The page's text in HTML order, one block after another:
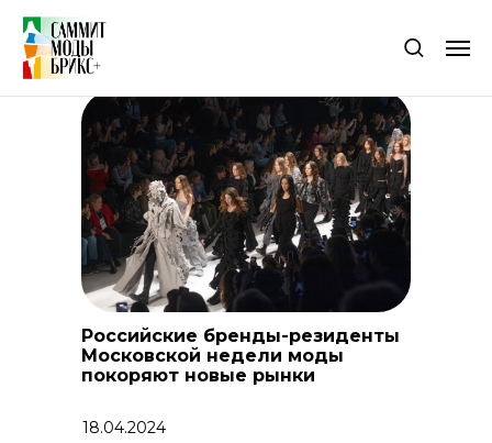
Российские бренды-резиденты
Московской недели моды
покоряют новые рынки
18.04.2024